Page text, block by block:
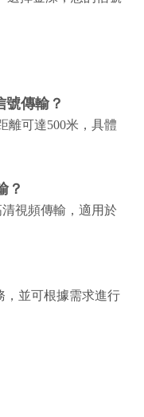
號傳輸？
離可達500米，具體
？
視頻傳輸，適用於
，並可根據需求進行